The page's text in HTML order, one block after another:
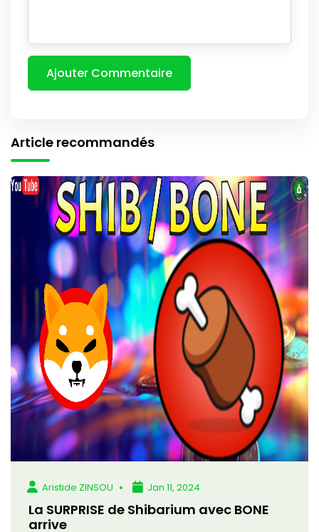
Article recommandés
Aristide ZINSOU Jan 11, 2024
La SURPRISE de Shibarium avec BONE
arrive